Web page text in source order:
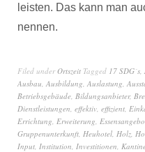
leisten. Das kann man
nennen.
Filed underOrtszeit Tagged 17 SDG´s,
Ausbau, Ausbildung, Auslastung,
Betriebsgebäude, Bildungsanbieter,
Dienstleistungen, effektiv, effizient,
Errichtung, Erweiterung,
Gruppenunterkunft, Heuhotel, Holz,
Input, Institution, Investitionen,